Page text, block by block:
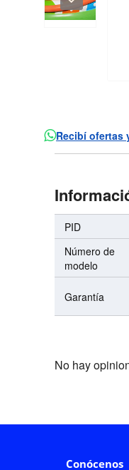
Recibí ofertas
PID
Número de
modelo
Garantía
No hay
Conócenos